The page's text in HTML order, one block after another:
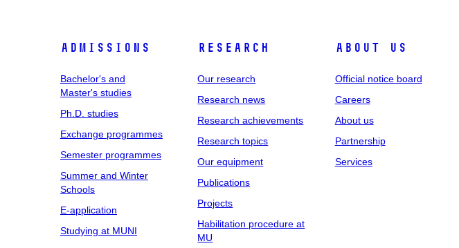
Admissions
Bachelor's and
Master's studies
Ph.D. studies
Exchange programmes
Semester programmes
Summer and Winter
Schools
E-application
Studying at MUNI
Research
Our research
Research news
Research achievements
Research topics
Our equipment
Publications
Projects
Habilitation procedure at
MU
About us
Official notice board
Careers
About us
Partnership
Services